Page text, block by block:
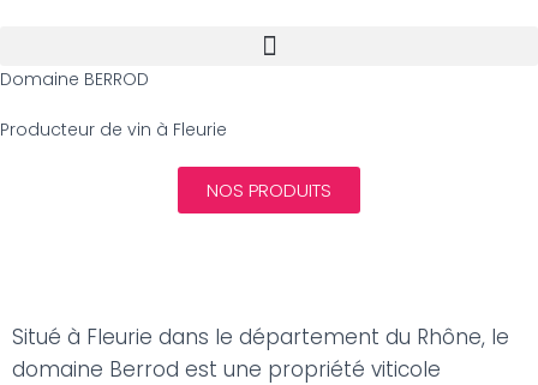
Domaine BERROD
Producteur de vin à Fleurie
NOS PRODUITS
Situé à Fleurie dans le département du Rhône, le
domaine Berrod est une propriété viticole